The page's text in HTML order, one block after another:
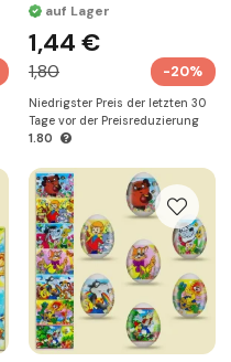
auf Lager
1,44 €
1,80 -20%
Niedrigster Preis der letzten 30
Tage vor der Preisreduzierung
1.80